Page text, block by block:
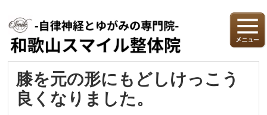
膝を元の形にもどしけっこう
良くなりました。